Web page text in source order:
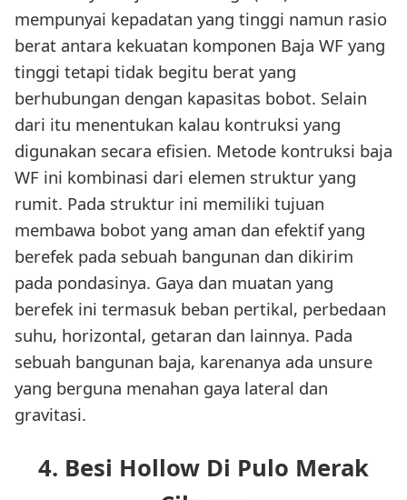
mempunyai kepadatan yang tinggi namun rasio
berat antara kekuatan komponen Baja WF yang
tinggi tetapi tidak begitu berat yang
berhubungan dengan kapasitas bobot. Selain
dari itu menentukan kalau kontruksi yang
digunakan secara efisien. Metode kontruksi baja
WF ini kombinasi dari elemen struktur yang
rumit. Pada struktur ini memiliki tujuan
membawa bobot yang aman dan efektif yang
berefek pada sebuah bangunan dan dikirim
pada pondasinya. Gaya dan muatan yang
berefek ini termasuk beban pertikal, perbedaan
suhu, horizontal, getaran dan lainnya. Pada
sebuah bangunan baja, karenanya ada unsure
yang berguna menahan gaya lateral dan
gravitasi.
4. Besi Hollow Di Pulo Merak